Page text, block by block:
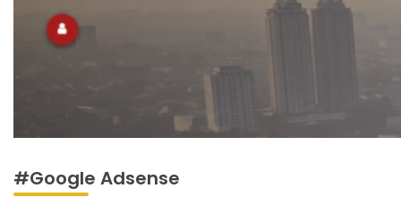
#Google Adsense